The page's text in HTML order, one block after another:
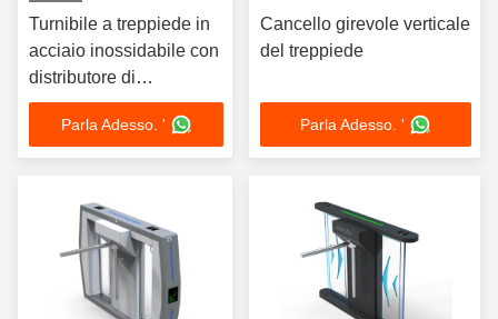
Turnibile a treppiede in
acciaio inossidabile con
distributore di
disinfettante per mani
Parla Adesso. '
Cancello girevole verticale
del treppiede
Parla Adesso. '